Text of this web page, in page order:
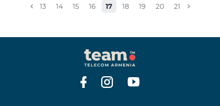
13 14 15 16 17 18 19 20 21